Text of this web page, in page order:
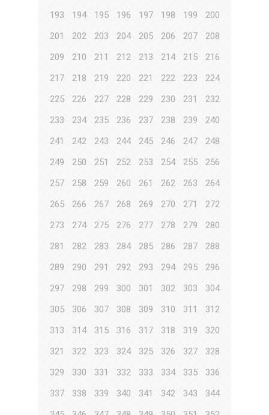
193
194 195 196 197 198 199
200
201
202 203 204 205 206 207
208
209
210 211 212 213 214 215
216
217
218 219 220 221 222 223
224
225
226 227 228 229 230 231
232
233
234 235 236 237 238 239
240
241
242 243 244 245 246 247
248
249
250 251 252 253 254 255
256
257
258 259 260 261 262 263
264
265
266 267 268 269 270 271
272
273
274 275 276 277 278 279
280
281
282 283 284 285 286 287
288
289
290 291 292 293 294 295
296
297
298 299 300 301 302 303
304
305
306 307 308 309 310 311
312
313
314 315 316 317 318 319
320
321
322 323 324 325 326 327
328
329
330 331 332 333 334 335
336
337
338 339 340 341 342 343
344